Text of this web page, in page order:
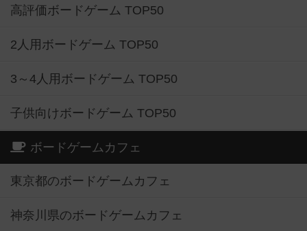
高評価ボードゲーム TOP50
2人用ボードゲーム TOP50
3～4人用ボードゲーム TOP50
子供向けボードゲーム TOP50
ボードゲームカフェ
東京都のボードゲームカフェ
神奈川県のボードゲームカフェ